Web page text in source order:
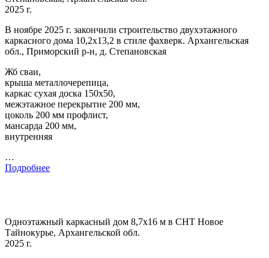
2025 г.
В ноябре 2025 г. закончили строительство двухэтажного
каркасного дома 10,2х13,2 в стиле фахверк. Архангельская
обл., Приморский р-н, д. Степановская
Жб сваи,
крыша металлочерепица,
каркас сухая доска 150х50,
межэтажное перекрытие 200 мм,
цоколь 200 мм профлист,
мансарда 200 мм,
внутренняя
…
Подробнее
Одноэтажный каркасный дом 8,7х16 м в СНТ Новое
Тайнокурье, Архангельской обл.
2025 г.